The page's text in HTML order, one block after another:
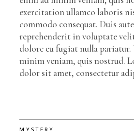
exercitation ullamco laboris
commodo consequat. Duis
reprehenderit in voluptate
dolore eu fugiat nulla
minim veniam, quis nostrud.
dolor sit amet, consectetur
MYSTERY